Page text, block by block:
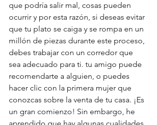
que podría salir mal, cosas pueden
ocurrir y por esta razón, si deseas evitar
que tu plato se caiga y se rompa en un
millón de piezas durante este proceso,
debes trabajar con un corredor que
sea adecuado para ti. tu amigo puede
recomendarte a alguien, o puedes
hacer clic con la primera mujer que
conozcas sobre la venta de tu casa. ¡Es
un gran comienzo! Sin embargo, he